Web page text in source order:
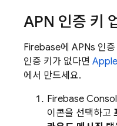
APN 인증 키
Firebase에 APNs 인
인증 키가 없다면
에서 만드세요.
Firebase
이콘을 선택하고